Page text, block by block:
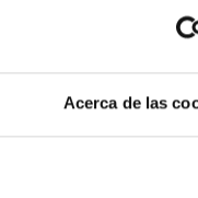
Acerca de las